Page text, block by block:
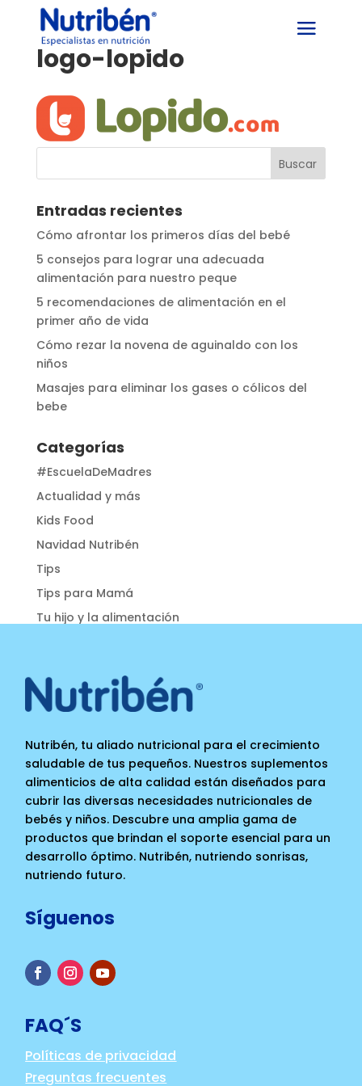
logo-lopido
Entradas recientes
Cómo afrontar los primeros días del bebé
5 consejos para lograr una adecuada
alimentación para nuestro peque
5 recomendaciones de alimentación en el
primer año de vida
Cómo rezar la novena de aguinaldo con los
niños
Masajes para eliminar los gases o cólicos del
bebe
Categorías
#EscuelaDeMadres
Actualidad y más
Kids Food
Navidad Nutribén
Tips
Tips para Mamá
Tu hijo y la alimentación
Nutribén, tu aliado nutricional para el crecimiento
saludable de tus pequeños. Nuestros suplementos
alimenticios de alta calidad están diseñados para
cubrir las diversas necesidades nutricionales de
bebés y niños. Descubre una amplia gama de
productos que brindan el soporte esencial para un
desarrollo óptimo. Nutribén, nutriendo sonrisas,
nutriendo futuro.
Síguenos
FAQ´S
Políticas de privacidad
Preguntas frecuentes